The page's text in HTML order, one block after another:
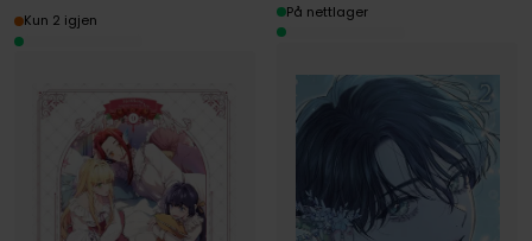
Kun 2 igjen
På nettlager